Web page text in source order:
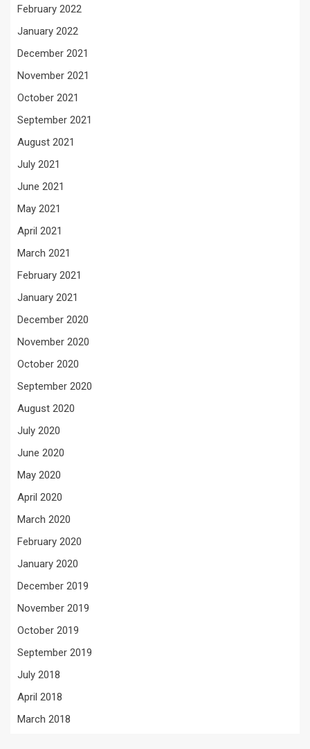
February 2022
January 2022
December 2021
November 2021
October 2021
September 2021
August 2021
July 2021
June 2021
May 2021
April 2021
March 2021
February 2021
January 2021
December 2020
November 2020
October 2020
September 2020
August 2020
July 2020
June 2020
May 2020
April 2020
March 2020
February 2020
January 2020
December 2019
November 2019
October 2019
September 2019
July 2018
April 2018
March 2018